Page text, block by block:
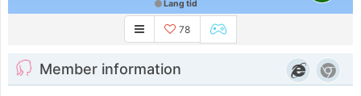
Lang tid
78
Member information